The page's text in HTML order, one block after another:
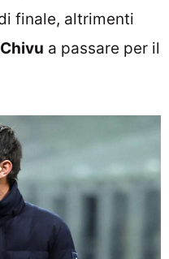
finale, altrimenti
Chivu a passare per il